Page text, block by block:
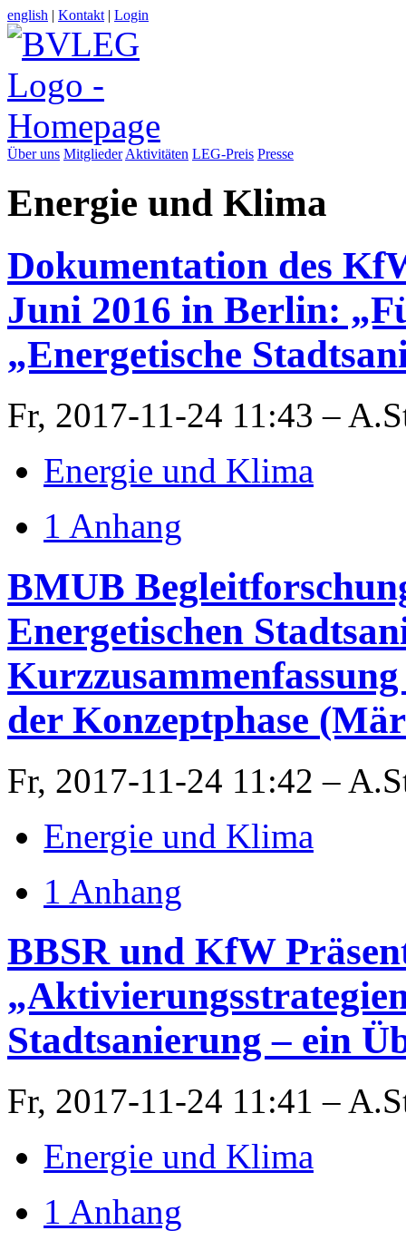
english | Kontakt | Login
Über uns Mitglieder Aktivitäten LEG-Preis Presse
Energie und Klima
Dokumentation des
Juni 2016 in Berlin:
„Energetische
Fr, 2017-11-24 11:43 –
Energie und Klima
1 Anhang
BMUB
Energetischen
der Konzeptphase
Fr, 2017-11-24 11:42 –
Energie und Klima
1 Anhang
BBSR und KfW
Stadtsanierung – ein
Fr, 2017-11-24 11:41 –
Energie und Klima
1 Anhang